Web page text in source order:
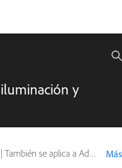
y
| También se aplica a Adobe Photoshop CS6 Más